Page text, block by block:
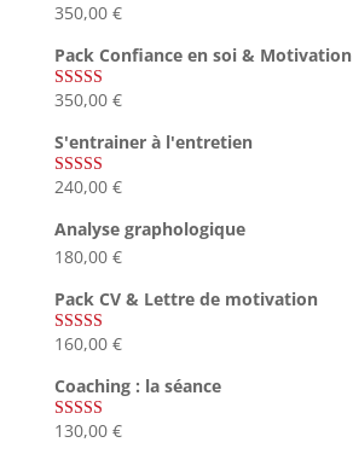
Note5.00
350,00 €
Pack Confiance en soi & Motivation
Note5.00
350,00 €
S'entrainer à l'entretien
Note4.83
240,00 €
Analyse graphologique
180,00 €
Pack CV & Lettre de motivation
Note5.00
160,00 €
Coaching : la séance
Note4.67
130,00 €